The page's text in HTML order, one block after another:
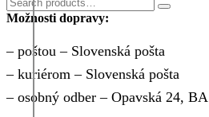
viacero
si
vybrať
na
stránke
vyhľadávania
Search
Možnosti dopravy:
– poštou – Slovenská pošta
– kuriérom – Slovenská pošta
– osobný odber – Opavská 24, BA